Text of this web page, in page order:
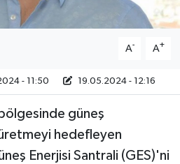
A- A+
- 11:50 19.05.2024 - 12:16
güneş
hedefleyen
Enerjisi Santrali (GES)'ni